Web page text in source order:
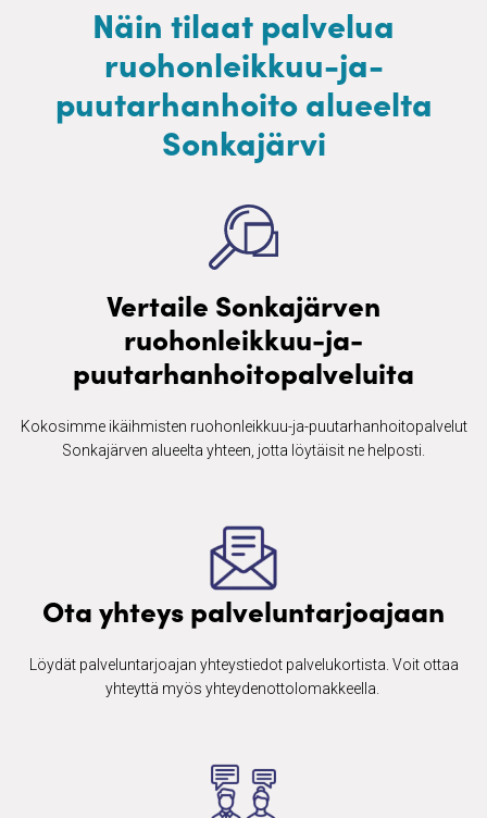
Näin tilaat palvelua
ruohonleikkuu-ja-
puutarhanhoito alueelta
Sonkajärvi
Vertaile Sonkajärven
ruohonleikkuu-ja-
puutarhanhoitopalveluita
Kokosimme ikäihmisten ​ruohonleikkuu-ja-puutarhanhoitopalvelut
Sonkajärven alueelta yhteen, jotta löytäisit ne helposti.
Ota yhteys palveluntarjoajaan
Löydät palveluntarjoajan yhteystiedot palvelukortista. Voit ottaa
yhteyttä myös yhteydenottolomakkeella. ​